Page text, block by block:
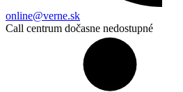
online@verne.sk
Call centrum dočasne nedostupné